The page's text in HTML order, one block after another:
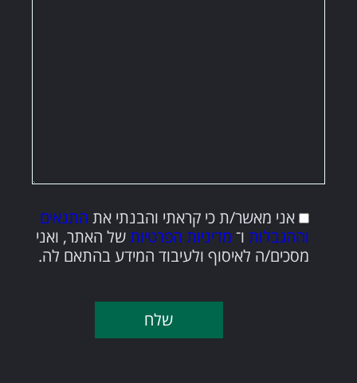
אני מאשר/ת כי קראתי והבנתי את התנאים
וההגבלות ו־ מדיניות הפרטיותשל האתר, ואני
מסכים/ה לאיסוף ולעיבוד המידע בהתאם לה.